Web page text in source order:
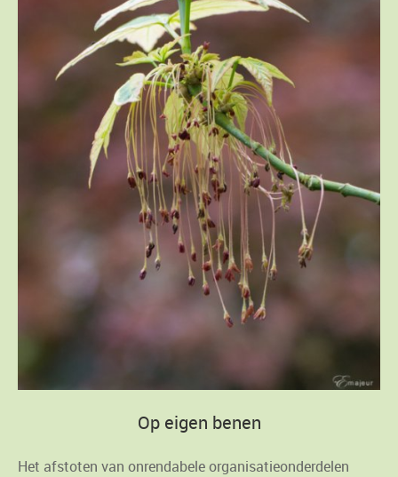
Op eigen benen
Het afstoten van onrendabele organisatieonderdelen